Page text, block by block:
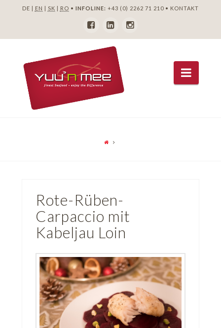
DE | EN | SK | RO • INFOLINE: +43 (0) 2262 71 210• KONTAKT
Rote-Rüben-
Carpaccio mit
Kabeljau Loin